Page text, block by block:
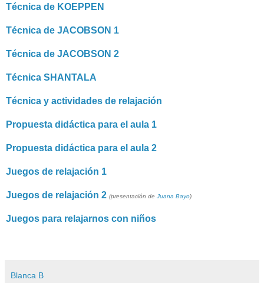
Técnica de KOEPPEN
Técnica de JACOBSON 1
Técnica de JACOBSON 2
Técnica SHANTALA
Técnica y actividades de relajación
Propuesta didáctica para el aula 1
Propuesta didáctica para el aula 2
Juegos de relajación 1
Juegos de relajación 2 (presentación de Juana Bayo)
Juegos para relajarnos con niños
Blanca B